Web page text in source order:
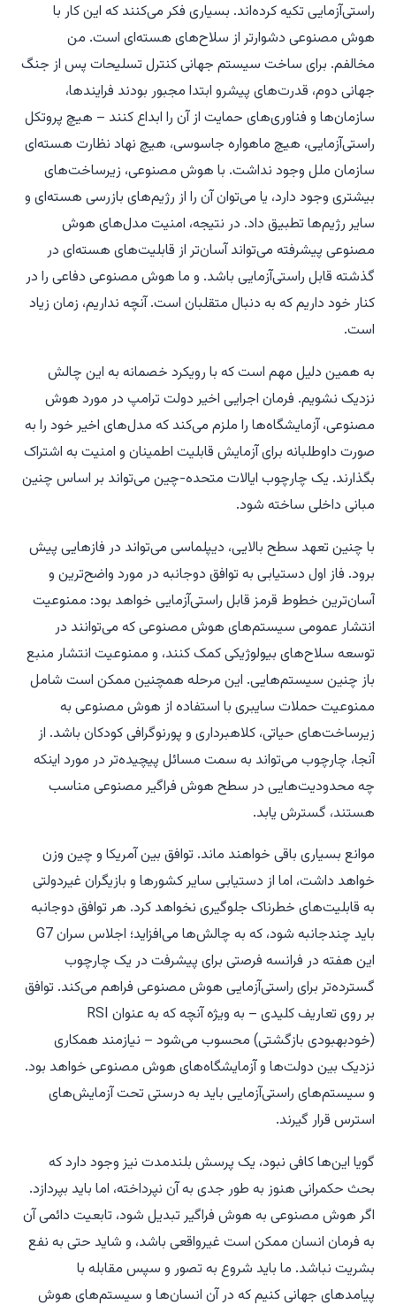
راستی‌آزمایی تکیه کرده‌اند. بسیاری فکر می‌کنند که این کار با
هوش مصنوعی دشوارتر از سلاح‌های هسته‌ای است. من
مخالفم. برای ساخت سیستم جهانی کنترل تسلیحات پس از جنگ
جهانی دوم، قدرت‌های پیشرو ابتدا مجبور بودند فرایندها،
سازمان‌ها و فناوری‌های حمایت از آن را ابداع کنند – هیچ پروتکل
راستی‌آزمایی، هیچ ماهواره جاسوسی، هیچ نهاد نظارت هسته‌ای
سازمان ملل وجود نداشت. با هوش مصنوعی، زیرساخت‌های
بیشتری وجود دارد، یا می‌توان آن را از رژیم‌های بازرسی هسته‌ای و
سایر رژیم‌ها تطبیق داد. در نتیجه، امنیت مدل‌های هوش
مصنوعی پیشرفته می‌تواند آسان‌تر از قابلیت‌های هسته‌ای در
گذشته قابل راستی‌آزمایی باشد. و ما هوش مصنوعی دفاعی را در
کنار خود داریم که به دنبال متقلبان است. آنچه نداریم، زمان زیاد
است.
به همین دلیل مهم است که با رویکرد خصمانه به این چالش
نزدیک نشویم. فرمان اجرایی اخیر دولت ترامپ در مورد هوش
مصنوعی، آزمایشگاه‌ها را ملزم می‌کند که مدل‌های اخیر خود را به
صورت داوطلبانه برای آزمایش قابلیت اطمینان و امنیت به اشتراک
بگذارند. یک چارچوب ایالات متحده-چین می‌تواند بر اساس چنین
مبانی داخلی ساخته شود.
با چنین تعهد سطح بالایی، دیپلماسی می‌تواند در فازهایی پیش
برود. فاز اول دستیابی به توافق دوجانبه در مورد واضح‌ترین و
آسان‌ترین خطوط قرمز قابل راستی‌آزمایی خواهد بود: ممنوعیت
انتشار عمومی سیستم‌های هوش مصنوعی که می‌توانند در
توسعه سلاح‌های بیولوژیکی کمک کنند، و ممنوعیت انتشار منبع
باز چنین سیستم‌هایی. این مرحله همچنین ممکن است شامل
ممنوعیت حملات سایبری با استفاده از هوش مصنوعی به
زیرساخت‌های حیاتی، کلاهبرداری و پورنوگرافی کودکان باشد. از
آنجا، چارچوب می‌تواند به سمت مسائل پیچیده‌تر در مورد اینکه
چه محدودیت‌هایی در سطح هوش فراگیر مصنوعی مناسب
هستند، گسترش یابد.
موانع بسیاری باقی خواهند ماند. توافق بین آمریکا و چین وزن
خواهد داشت، اما از دستیابی سایر کشورها و بازیگران غیردولتی
به قابلیت‌های خطرناک جلوگیری نخواهد کرد. هر توافق دوجانبه
باید چندجانبه شود، که به چالش‌ها می‌افزاید؛ اجلاس سران G7
این هفته در فرانسه فرصتی برای پیشرفت در یک چارچوب
گسترده‌تر برای راستی‌آزمایی هوش مصنوعی فراهم می‌کند. توافق
بر روی تعاریف کلیدی – به ویژه آنچه که به عنوان RSI
(خودبهبودی بازگشتی) محسوب می‌شود – نیازمند همکاری
نزدیک بین دولت‌ها و آزمایشگاه‌های هوش مصنوعی خواهد بود.
و سیستم‌های راستی‌آزمایی باید به درستی تحت آزمایش‌های
استرس قرار گیرند.
گویا این‌ها کافی نبود، یک پرسش بلندمدت نیز وجود دارد که
بحث حکمرانی هنوز به طور جدی به آن نپرداخته، اما باید بپردازد.
اگر هوش مصنوعی به هوش فراگیر تبدیل شود، تابعیت دائمی آن
به فرمان انسان ممکن است غیرواقعی باشد، و شاید حتی به نفع
بشریت نباشد. ما باید شروع به تصور و سپس مقابله با
پیامدهای جهانی کنیم که در آن انسان‌ها و سیستم‌های هوش